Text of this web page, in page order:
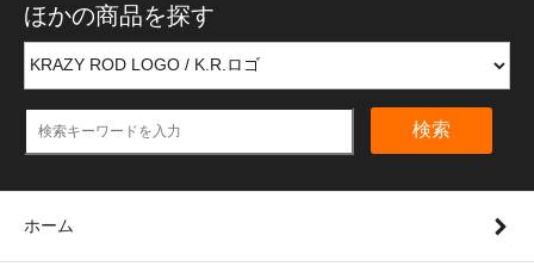
ほかの商品を探す
検索
ホーム